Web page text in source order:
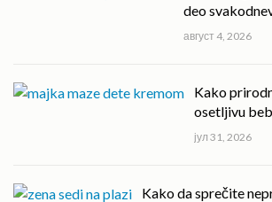
deo
август 4, 2026
Kako
osetljivu
јул 31, 2026
Kako da sprečite